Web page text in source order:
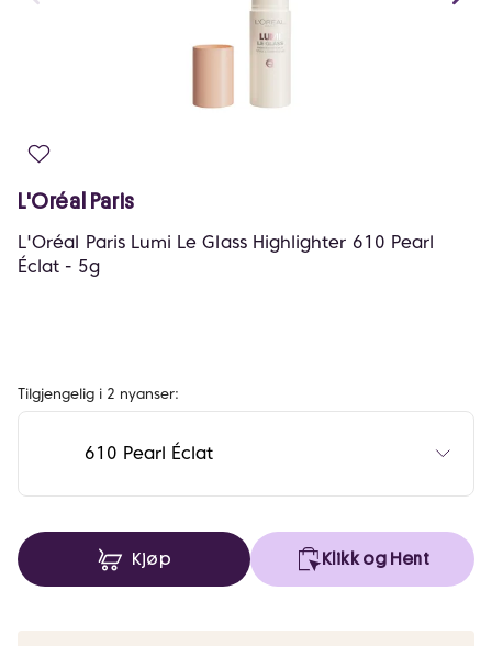
L'Oréal Paris
L'Oréal Paris Lumi Le Glass Highlighter 610 Pearl
Éclat - 5g
Tilgjengelig i 2 nyanser:
610 Pearl Éclat
Kjøp Klikk og Hent